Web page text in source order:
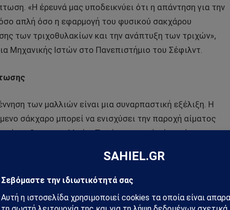
«Η έρευνά μας υποδεικνύει ότι η απάντηση για την
απλή όσο η εφαρμογή του φυσικού σακχάρου
των τριχοθυλακίων και την ανάπτυξη των τριχών»,
Μηχανικής Ιστών στο Πανεπιστήμιο του Σέφιλντ.
των μαλλιών είναι μια συναρπαστική εξέλιξη. Η
σάκχαρο μπορεί να ενισχύσει την παροχή αίματος
των μαλλιών. Παρά το γεγονός ότι η έρευνα
προοπτικές για την ανάπτυξη ακόμη περισσότερων
την ανδρογενετική αλωπεκία σε άντρες και
ο
Δρ. Αναστάσιος Βεκρής, Πλαστικός Χειρουργός με
και Επιστημονικός Διευθυντής της
εφαρμόζουμε μινοξιδίλη, φιναστερίδη και